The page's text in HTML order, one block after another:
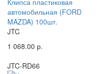
Клипса пластиковая
автомобильная (FORD
MAZDA) 100шт.
JTC
1 068.00 р.
JTC-RD66